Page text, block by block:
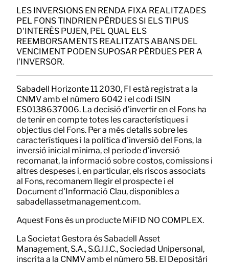
LES INVERSIONS EN RENDA FIXA REALITZADES
PEL FONS TINDRIEN PÈRDUES SI ELS TIPUS
D'INTERÈS PUJEN, PEL QUAL ELS
REEMBORSAMENTS REALITZATS ABANS DEL
VENCIMENT PODEN SUPOSAR PÈRDUES PER A
l'INVERSOR.
Sabadell Horizonte 11 2030, FI està registrat a la
CNMV amb el número 6042 i el codi ISIN
ES0138637006. La decisió d'invertir en el Fons ha
de tenir en compte totes les característiques i
objectius del Fons. Per a més detalls sobre les
característiques i la política d'inversió del Fons, la
inversió inicial mínima, el període d'inversió
recomanat, la informació sobre costos, comissions i
altres despeses i, en particular, els riscos associats
al Fons, recomanem llegir el prospecte i el
Document d'Informació Clau, disponibles a
sabadellassetmanagement.com.
Aquest Fons és un producte MiFID NO COMPLEX.
La Societat Gestora és Sabadell Asset
Management, S.A., S.G.I.I.C., Sociedad Unipersonal,
inscrita a la CNMV amb el número 58. El Depositàri